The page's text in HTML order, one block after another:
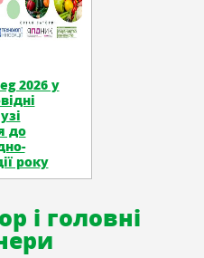
2026 у
до
року
і головні